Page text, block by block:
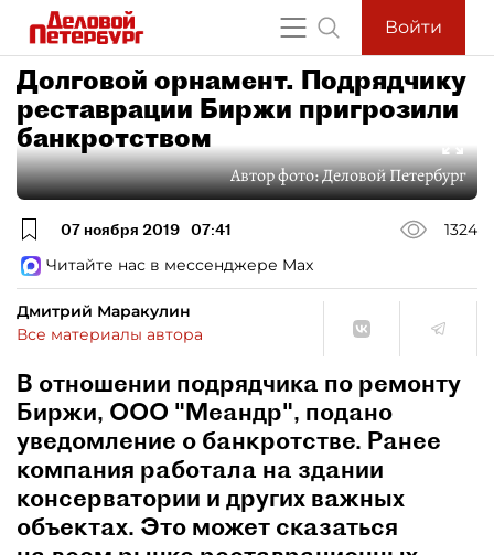
Войти
Долговой орнамент. Подрядчику
реставрации Биржи пригрозили
банкротством
Автор фото:Деловой Петербург
07 ноября 2019 07:41
1324
Читайте нас в мессенджере Max
Дмитрий Маракулин
Все материалы автора
В отношении подрядчика по ремонту
Биржи, ООО "Меандр", подано
уведомление о банкротстве. Ранее
компания работала на здании
консерватории и других важных
объектах. Это может сказаться